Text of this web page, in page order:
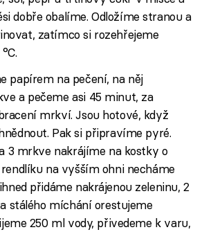
dobře obalíme. Odložíme stranou a
zatímco si rozehřejeme
papírem na pečení, na něj
a pečeme asi 45 minut, za
mrkví. Jsou hotové, když
Pak si připravíme pyré.
3 mrkve nakrájíme na kostky o
na vyšším ohni necháme
přidáme nakrájenou zeleninu, 2
stálého míchání orestujeme
250 ml vody, přivedeme k varu,